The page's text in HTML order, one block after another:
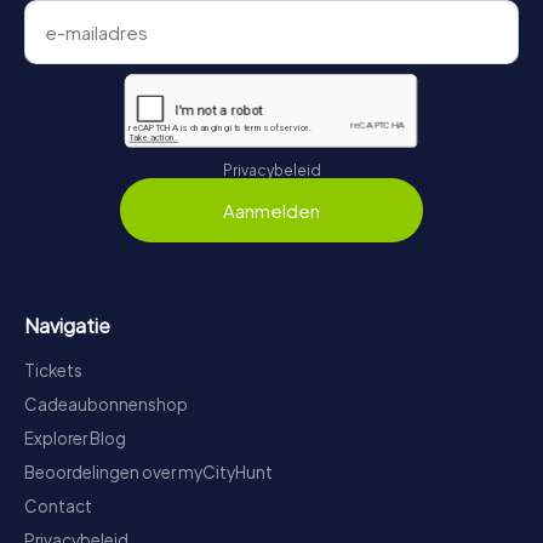
Privacybeleid
Aanmelden
Navigatie
Tickets
Cadeaubonnenshop
Explorer Blog
Beoordelingen over myCityHunt
Contact